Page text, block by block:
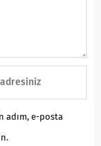
adım, e-posta